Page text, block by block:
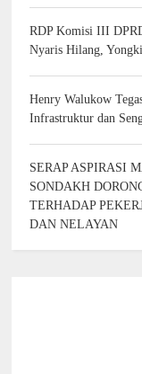
RDP Komisi III
Nyaris Hilang,
Henry Walukow
Infrastruktur dan
SERAP ASPIRASI
SONDAKH
TERHADAP
DAN NELAYAN